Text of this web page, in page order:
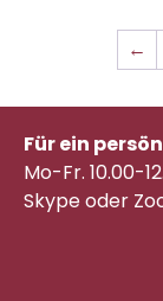
←
Für ein
Mo-Fr. 10.00-
Skype oder